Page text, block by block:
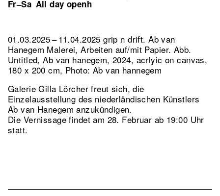
Fr–Sa All day openh
01.03.2025 – 11.04.2025 grip n drift. Ab van
Hanegem Malerei, Arbeiten auf/mit Papier. Abb.
Untitled, Ab van hanegem, 2024, acrlyic on canvas,
180 x 200 cm, Photo: Ab van hannegem
Galerie Gilla Lörcher freut sich, die
Einzelausstellung des niederländischen Künstlers
Ab van Hanegem anzukündigen.
Die Vernissage findet am 28. Februar ab 19:00 Uhr
statt.